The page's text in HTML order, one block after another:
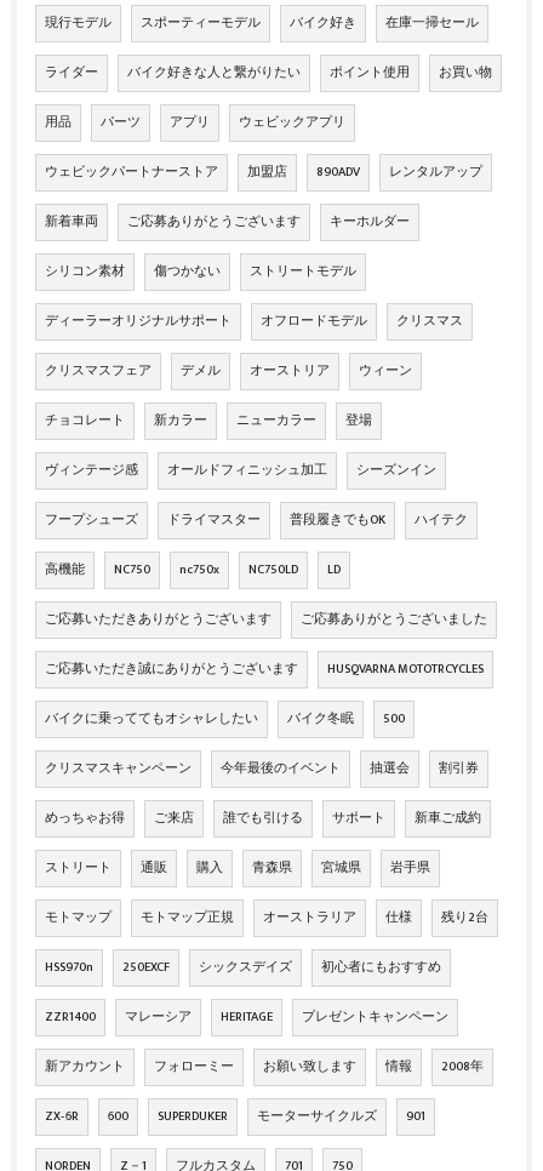
現行モデル スポーティーモデル バイク好き 在庫一掃セール
ライダー バイク好きな人と繋がりたい ポイント使用 お買い物
用品 パーツ アプリ ウェビックアプリ
ウェビックパートナーストア 加盟店 890ADV レンタルアップ
新着車両 ご応募ありがとうございます キーホルダー
シリコン素材 傷つかない ストリートモデル
ディーラーオリジナルサポート オフロードモデル クリスマス
クリスマスフェア デメル オーストリア ウィーン
チョコレート 新カラー ニューカラー 登場
ヴィンテージ感 オールドフィニッシュ加工 シーズンイン
フープシューズ ドライマスター 普段履きでもOK ハイテク
高機能 NC750 nc750x NC750LD LD
ご応募いただきありがとうございます ご応募ありがとうございました
ご応募いただき誠にありがとうございます HUSQVARNA MOTOTRCYCLES
バイクに乗っててもオシャレしたい バイク冬眠 500
クリスマスキャンペーン 今年最後のイベント 抽選会 割引券
めっちゃお得 ご来店 誰でも引ける サポート 新車ご成約
ストリート 通販 購入 青森県 宮城県 岩手県
モトマップ モトマップ正規 オーストラリア 仕様 残り2台
HSS970n 250EXCF シックスデイズ 初心者にもおすすめ
ZZR1400 マレーシア HERITAGE プレゼントキャンペーン
新アカウント フォローミー お願い致します 情報 2008年
ZX‐6R 600 SUPERDUKER モーターサイクルズ 901
NORDEN Z－1 フルカスタム 701 750